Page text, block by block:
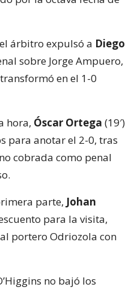
árbitro expulsó a Diego
sobre Jorge Ampuero,
transformó en el 1-0
hora, Óscar Ortega (19′)
para anotar el 2-0, tras
cobrada como penal
parte, Johan
para la visita,
portero Odriozola con
no bajó los